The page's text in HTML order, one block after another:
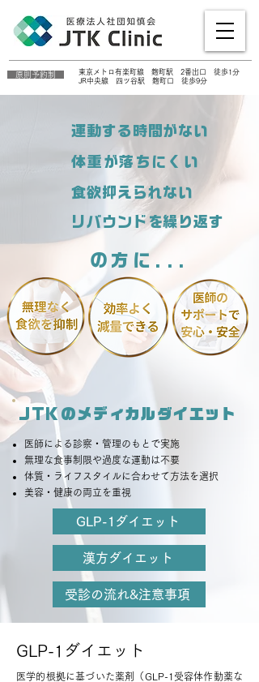
原則予約制
東京メトロ有楽町線 麴町駅 2番出口 徒歩​1分
JR中央線 四ツ谷駅 麴町口 徒歩9分
​運動する時間がない
体重が落ちにくい
食欲抑えられない
リバウンドを繰り返す
の方に...
JTKのメディカルダイエット
医師による診察・管理のもとで実施
無理な食事制限や過度な運動は不要
体質・ライフスタイルに合わせて方法を選択
美容・健康の両立を重視
GLP-1ダイエット
漢方ダイエット
受診の流れ&注意事項
GLP-1ダイエット
医学的根拠に基づいた薬剤（GLP-1受容体作動薬な